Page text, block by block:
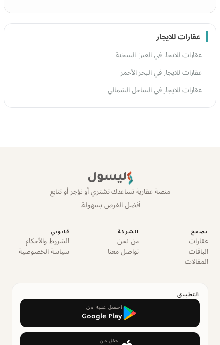
عقارات للايجار
عقارات للايجار في العين السخنة
عقارات للايجار في البحر الأحمر
عقارات للايجار في الساحل الشمالي
ليسول
منصة عقارية تساعدك تشتري أو تؤجر أو تتابع
أفضل الفرص بسهولة.
تصفح
عقارات
الباقات
المقالات
الشركة
من نحن
تواصل معنا
قانوني
الشروط والأحكام
سياسة الخصوصية
التطبيق
احصل عليه من
Google Play
حمّل من